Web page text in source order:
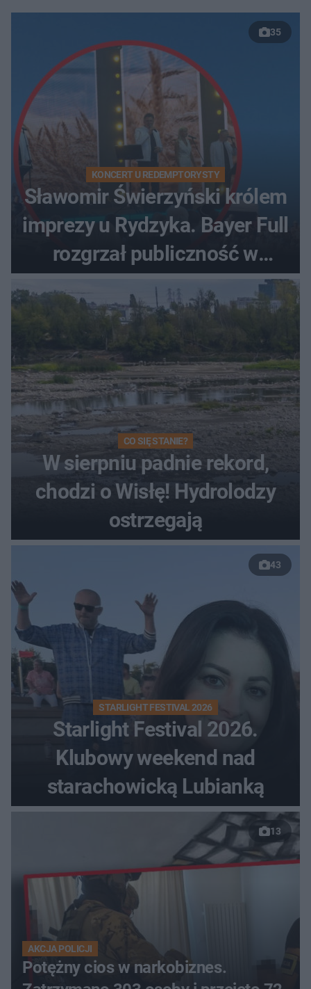
35
KONCERT U REDEMPTORYSTY
Sławomir Świerzyński królem
imprezy u Rydzyka. Bayer Full
rozgrzał publiczność w
Toruniu
CO SIĘ STANIE?
W sierpniu padnie rekord,
chodzi o Wisłę! Hydrolodzy
ostrzegają
43
STARLIGHT FESTIVAL 2026
Starlight Festival 2026.
Klubowy weekend nad
starachowicką Lubianką
13
AKCJA POLICJI
Potężny cios w narkobiznes.